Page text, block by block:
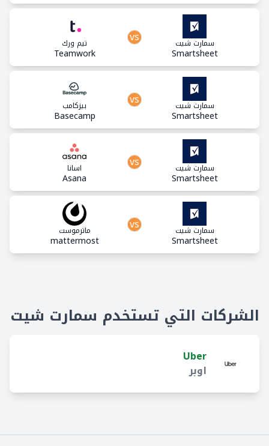
سمارت شيت
Smartsheet
تيم ورك
Teamwork
vs
سمارت شيت
Smartsheet
بيزكامب
Basecamp
vs
سمارت شيت
Smartsheet
اسانا
Asana
vs
سمارت شيت
Smartsheet
ماترموست
mattermost
vs
الشركات التي تستخدم سمارت شيت
Uber
اوبر